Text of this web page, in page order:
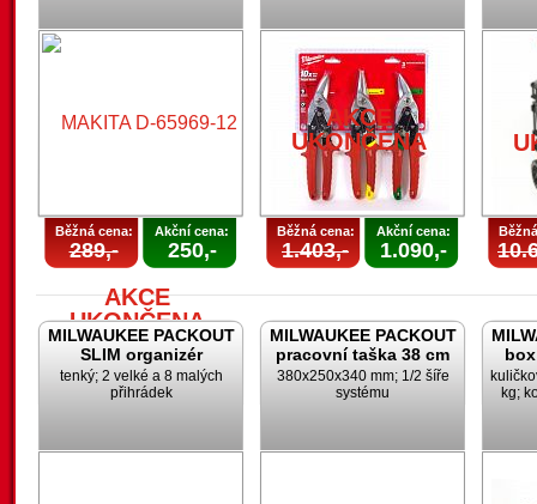
AKCE
UKONČENA
Běžná cena:
289,-
Akční cena:
250,-
AKCE
UKONČENA
Běžná cena:
1.403,-
Akční cena:
1.090,-
MILWAUKEE PACKOUT
SLIM organizér
tenký; 2 velké a 8 malých
přihrádek
MILWAUKEE PACKOUT
pracovní taška 38 cm
380x250x340 mm; 1/2 šíře
systému
kg;